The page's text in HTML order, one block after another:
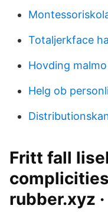
Totaljerkface
Hovding malmo
Helg ob
Fritt fall
rubber.xyz